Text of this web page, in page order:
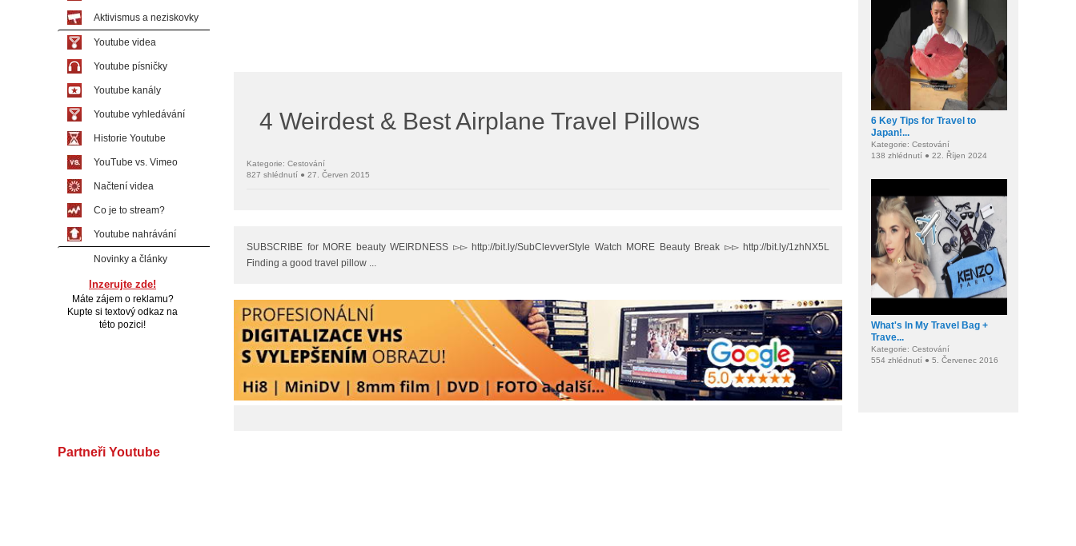
4 Weirdest & Best Airplane Travel Pillows
Kategorie: Cestování
827 shlédnutí ● 27. Červen 2015
SUBSCRIBE for MORE beauty WEIRDNESS ▻▻ http://bit.ly/SubClevverStyle Watch MORE Beauty Break ▻▻ http://bit.ly/1zhNX5L
Finding a good travel pillow ...
6 Key Tips for Travel to
Japan!...
Kategorie: Cestování
138 zhlédnutí ● 22. Říjen 2024
What's In My Travel Bag +
Trave...
Kategorie: Cestování
554 zhlédnutí ● 5. Červenec 2016
Aktivismus a neziskovky
Youtube videa
Youtube písničky
Youtube kanály
Youtube vyhledávání
Historie Youtube
YouTube vs. Vimeo
Načtení videa
Co je to stream?
Youtube nahrávání
Novinky a články
Inzerujte zde!
Máte zájem o reklamu?
Kupte si textový odkaz na
této pozici!
Partneři Youtube